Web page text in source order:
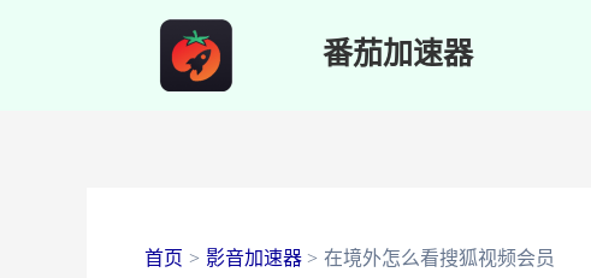
番茄加速器
首页 影音加速器 在境外怎么看搜狐视频会员